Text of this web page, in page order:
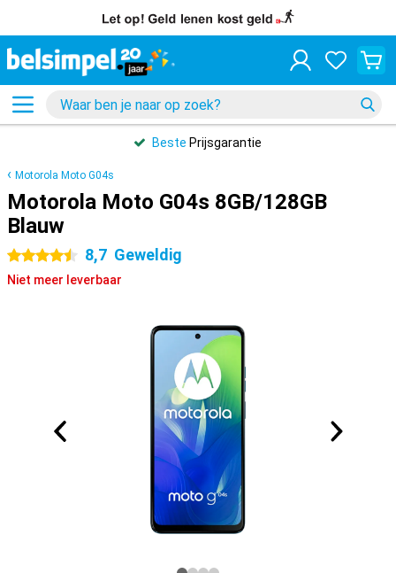
Beste Prijsgarantie
Motorola Moto G04s
Motorola Moto G04s 8GB/128GB
Blauw
4.5 sterren 8,7 Geweldig
Niet meer leverbaar